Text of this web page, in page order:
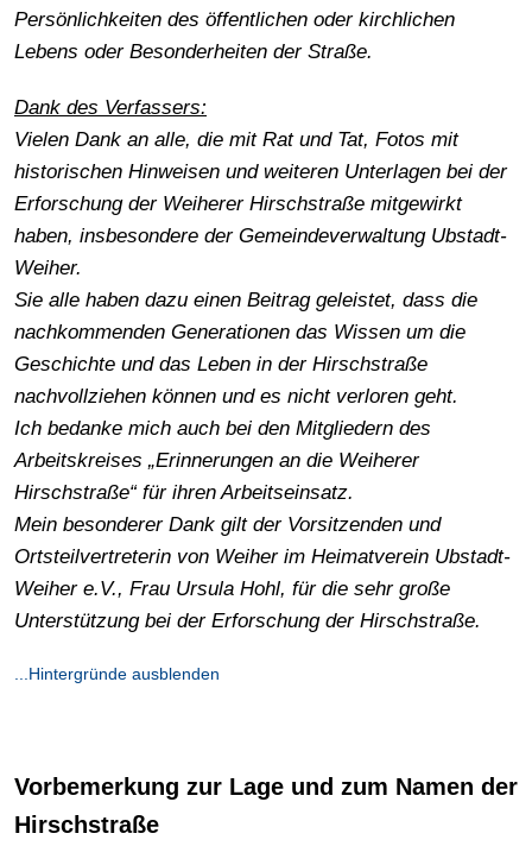
Persönlichkeiten des öffentlichen oder kirchlichen
Lebens oder Besonderheiten der Straße.
Dank des Verfassers:
Vielen Dank an alle, die mit Rat und Tat, Fotos mit
historischen Hinweisen und weiteren Unterlagen bei der
Erforschung der Weiherer Hirschstraße mitgewirkt
haben, insbesondere der Gemeindeverwaltung Ubstadt-
Weiher.
Sie alle haben dazu einen Beitrag geleistet, dass die
nachkommenden Generationen das Wissen um die
Geschichte und das Leben in der Hirschstraße
nachvollziehen können und es nicht verloren geht.
Ich bedanke mich auch bei den Mitgliedern des
Arbeitskreises „Erinnerungen an die Weiherer
Hirschstraße“ für ihren Arbeitseinsatz.
Mein besonderer Dank gilt der Vorsitzenden und
Ortsteilvertreterin von Weiher im Heimatverein Ubstadt-
Weiher e.V., Frau Ursula Hohl, für die sehr große
Unterstützung bei der Erforschung der Hirschstraße.
...Hintergründe ausblenden
Vorbemerkung zur Lage und zum Namen der
Hirschstraße